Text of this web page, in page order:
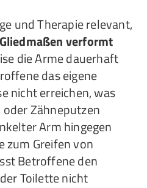
und Therapie relevant,
verformt
die Arme dauerhaft
das eigene
nicht erreichen, was
Zähneputzen
Arm hingegen
zum Greifen von
Betroffene den
Toilette nicht